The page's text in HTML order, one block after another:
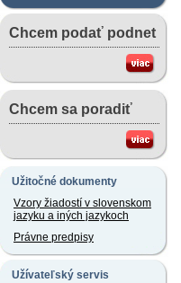
Chcem podať podnet
Chcem sa poradiť
Užitočné dokumenty
Vzory žiadostí v slovenskom
jazyku a iných jazykoch
Právne predpisy
Užívateľský servis